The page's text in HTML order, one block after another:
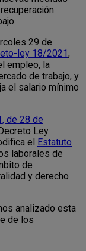
29 de
ley 18/2021 ,
empleo, la
de trabajo, y
el salario mínimo
de 28 de
Ley
el
Estatuto
laborales de
de
y derecho
analizado esta
de los